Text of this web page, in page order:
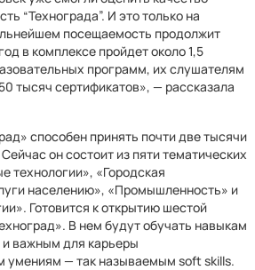
“Технограда”. И это только на
посещаемость продолжит
в комплексе пройдет около 1,5
программ, их слушателям
тысяч сертификатов», — рассказала
способен принять почти две тысячи
он состоит из пяти тематических
технологии», «Городская
населению», «Промышленность» и
Готовится к открытию шестой
В нем будут обучать навыкам
важным для карьеры
умениям — так называемым soft skills.